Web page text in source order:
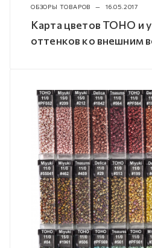
ОБЗОРЫ ТОВАРОВ — 16.05.2017
Карта цветов TOHO и
оттенков ко внешним